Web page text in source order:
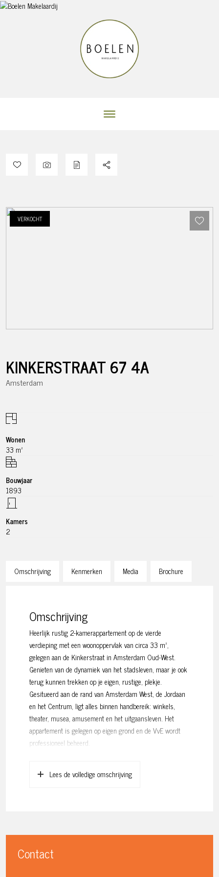
VERKOCHT
KINKERSTRAAT67 4A
Amsterdam
Omschrijving Kenmerken Media Brochure
Omschrijving
Heerlijk rustig 2-kamerappartement op de vierde
verdieping met een woonoppervlak van circa 33 m²,
gelegen aan de Kinkerstraat in Amsterdam Oud-West.
Genieten van de dynamiek van het stadsleven, maar je ook
terug kunnen trekken op je eigen, rustige, plekje.
Gesitueerd aan de rand van Amsterdam West, de Jordaan
en het Centrum, ligt alles binnen handbereik: winkels,
theater, musea, amusement en het uitgaansleven. Het
appartement is gelegen op eigen grond en de VvE wordt
professioneel beheerd.
wasmachine-aansluiting en de cv-ketel.
Lees de volledige omschrijving
Contact
Wonen
33 m²
Bouwjaar
1893
Kamers
2